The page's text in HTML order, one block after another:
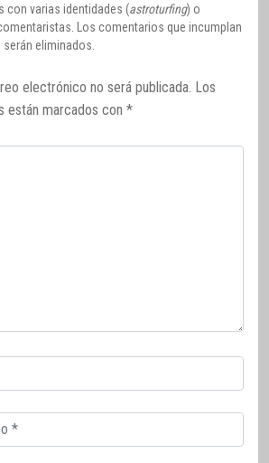
con varias identidades (astroturfing) o
Los comentarios que incumplan
eliminados.
electrónico no será publicada. Los
están marcados con *